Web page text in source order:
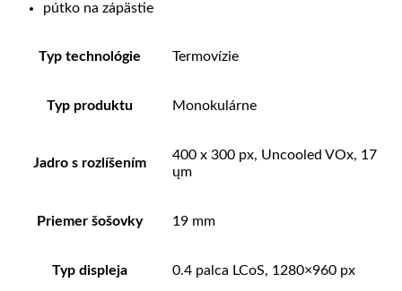
pútko na zápästie
Typ technológie Termovízie
Typ produktu Monokulárne
Jadro s rozlíšením
400 x 300 px, Uncooled VOx, 17
ųm
Priemer šošovky 19 mm
Typ displeja 0.4 palca LCoS, 1280×960 px